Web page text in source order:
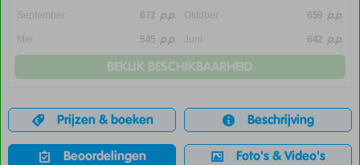
September 672 p.p. Oktober 659 p.p.
Mei 545 p.p. Juni 642 p.p.
BEKIJK BESCHIKBAARHEID
Prijzen & boeken Beschrijving
Beoordelingen Foto's & Video's